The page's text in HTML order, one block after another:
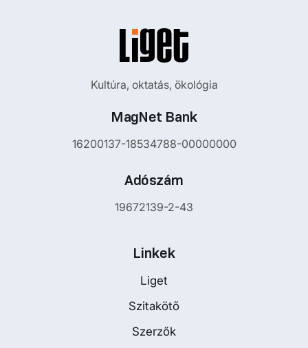
Kultúra, oktatás, ökológia
MagNet Bank
16200137-18534788-00000000
Adószám
19672139-2-43
Linkek
Liget
Szitakötő
Szerzők